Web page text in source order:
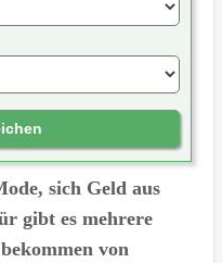
sich Geld aus
gibt es mehrere
von